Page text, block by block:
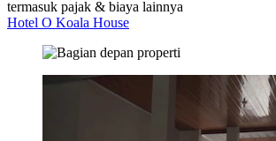
termasuk pajak & biaya lainnya
Hotel O Koala House